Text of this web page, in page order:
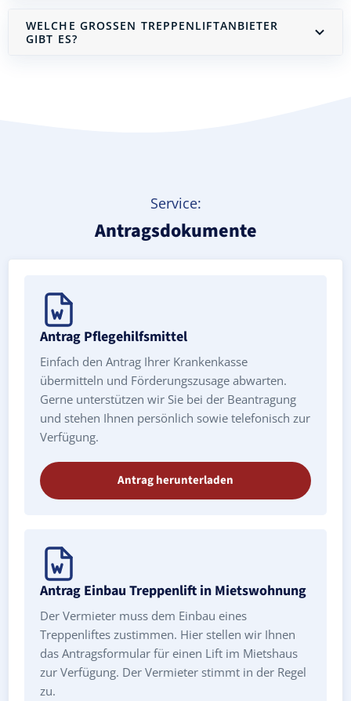
WELCHE GROSSEN TREPPENLIFTANBIETER G
IBT ES?
Service:
Antragsdokumente
Antrag Pflegehilfsmittel
Einfach den Antrag Ihrer Krankenkasse
übermitteln und Förderungszusage abwarten.
Gerne unterstützen wir Sie bei der Beantragung
und stehen Ihnen persönlich sowie telefonisch zur
Verfügung.
Antrag herunterladen
Antrag Einbau Treppenlift in Mietswohnung
Der Vermieter muss dem Einbau eines
Treppenliftes zustimmen. Hier stellen wir Ihnen
das Antragsformular für einen Lift im Mietshaus
zur Verfügung. Der Vermieter stimmt in der Regel
zu.